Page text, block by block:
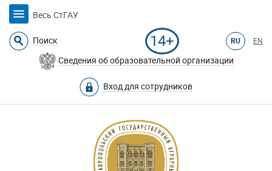
Весь СтГАУ
Поиск 14+ RU EN
Сведения об образовательной организации
Вход для сотрудников